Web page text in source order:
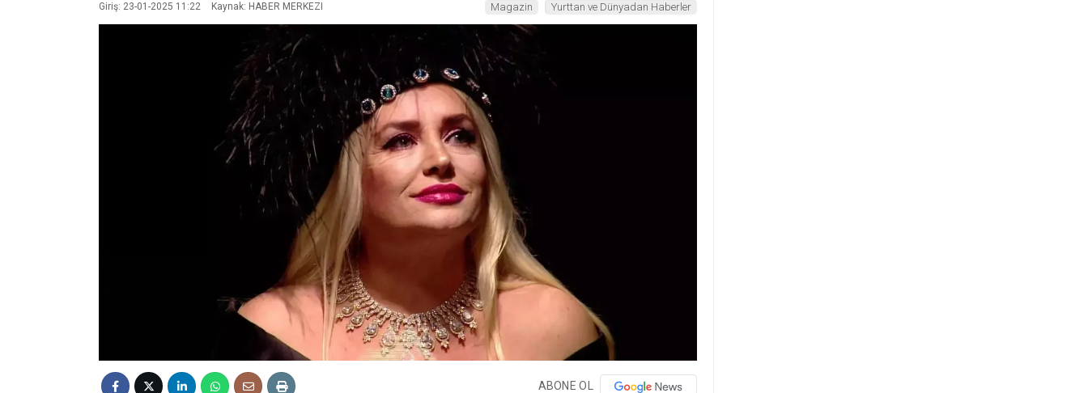
Giriş: 23-01-2025 11:22 Kaynak: HABER MERKEZI Magazin Yurttan ve Dünyadan Haberler
ABONE OL